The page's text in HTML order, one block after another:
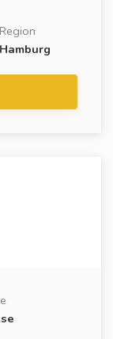
Region
Hamburg